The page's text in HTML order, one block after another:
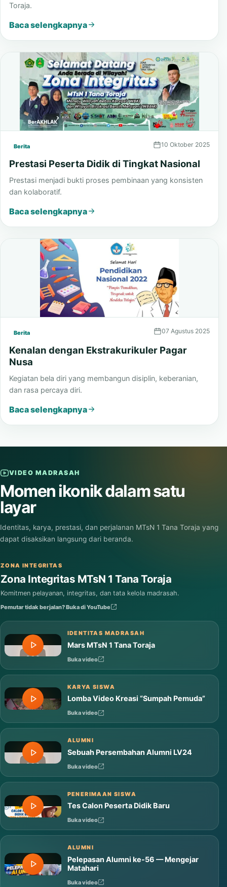
Pengumuman Hasil Lomba Ceramah
Laporan hasil lomba ceramah PORSENDA MTsN 1 Tana
Toraja.
Baca selengkapnya
Berita 10 Oktober 2025
Prestasi menjadi bukti proses pembinaan yang konsisten
dan kolaboratif.
Baca selengkapnya
Berita
Kenalan dengan Ekstrakurikuler Pagar
Kegiatan bela diri yang membangun disiplin, keberanian,
dan rasa percaya diri.
Baca selengkapnya
VIDEO MADRASAH
Momen ikonik dalam satu
layar
Identitas, karya, prestasi, dan perjalanan MTsN 1 Tana Toraja yang
dapat disaksikan langsung dari beranda.
Zona Integritas MTsN 1 Tana Toraja
Komitmen pelayanan, integritas, dan tata kelola madrasah.
Pemutar tidak berjalan? Buka di YouTube
IDENTITAS MADRASAH
Buka video
KARYA SISWA
Buka video
ALUMNI
Buka video
PENERIMAAN SISWA
Buka video
ALUMNI